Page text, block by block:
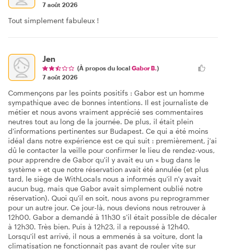
7 août 2026
Tout simplement fabuleux !
Jen
(À propos du local Gabor B. )
7 août 2026
Commençons par les points positifs : Gabor est un homme
sympathique avec de bonnes intentions. Il est journaliste de
métier et nous avons vraiment apprécié ses commentaires
neutres tout au long de la journée. De plus, il était plein
d'informations pertinentes sur Budapest. Ce qui a été moins
idéal dans notre expérience est ce qui suit : premièrement, j'ai
dû le contacter la veille pour confirmer le lieu de rendez-vous,
pour apprendre de Gabor qu'il y avait eu un « bug dans le
système » et que notre réservation avait été annulée (et plus
tard, le siège de WithLocals nous a informés qu'il n'y avait
aucun bug, mais que Gabor avait simplement oublié notre
réservation). Quoi qu'il en soit, nous avons pu reprogrammer
pour un autre jour. Ce jour-là, nous devions nous retrouver à
12h00. Gabor a demandé à 11h30 s'il était possible de décaler
à 12h30. Très bien. Puis à 12h23, il a repoussé à 12h40.
Lorsqu'il est arrivé, il nous a emmenés à sa voiture, dont la
climatisation ne fonctionnait pas avant de rouler vite sur